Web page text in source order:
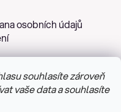
souhlasíte zároveň
vaše data a souhlasíte
osobních údajů